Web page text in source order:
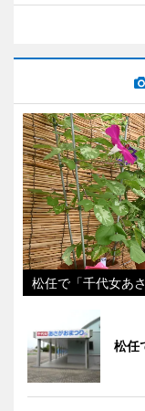
松任で「千代女あ
松任